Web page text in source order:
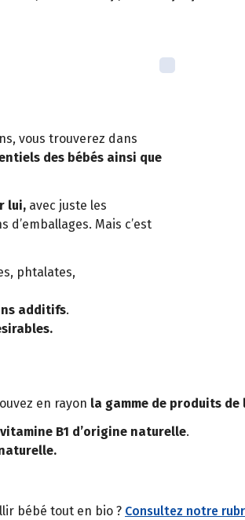
vous trouverez dans
des bébés ainsi que
lui, avec juste les
d’emballages. Mais c’est
phtalates,
additifs.
en rayon la gamme de produits de
vitamine B1 d’origine naturelle.
bébé tout en bio ? Consultez notre